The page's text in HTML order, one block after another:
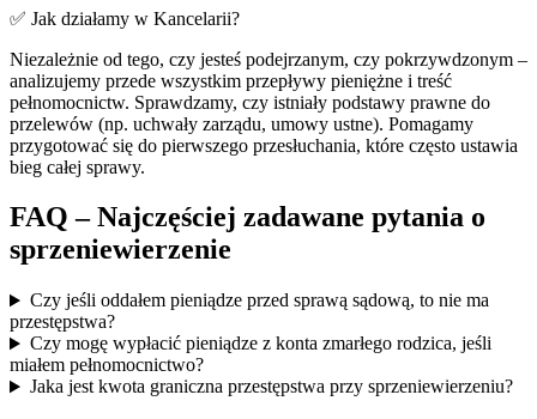
✅ Jak działamy w Kancelarii?
Niezależnie od tego, czy jesteś podejrzanym, czy pokrzywdzonym –
analizujemy przede wszystkim przepływy pieniężne i treść
pełnomocnictw. Sprawdzamy, czy istniały podstawy prawne do
przelewów (np. uchwały zarządu, umowy ustne). Pomagamy
przygotować się do pierwszego przesłuchania, które często ustawia
bieg całej sprawy.
FAQ – Najczęściej zadawane pytania o
sprzeniewierzenie
Czy jeśli oddałem pieniądze przed sprawą sądową, to nie ma
przestępstwa?
Czy mogę wypłacić pieniądze z konta zmarłego rodzica, jeśli
miałem pełnomocnictwo?
Jaka jest kwota graniczna przestępstwa przy sprzeniewierzeniu?